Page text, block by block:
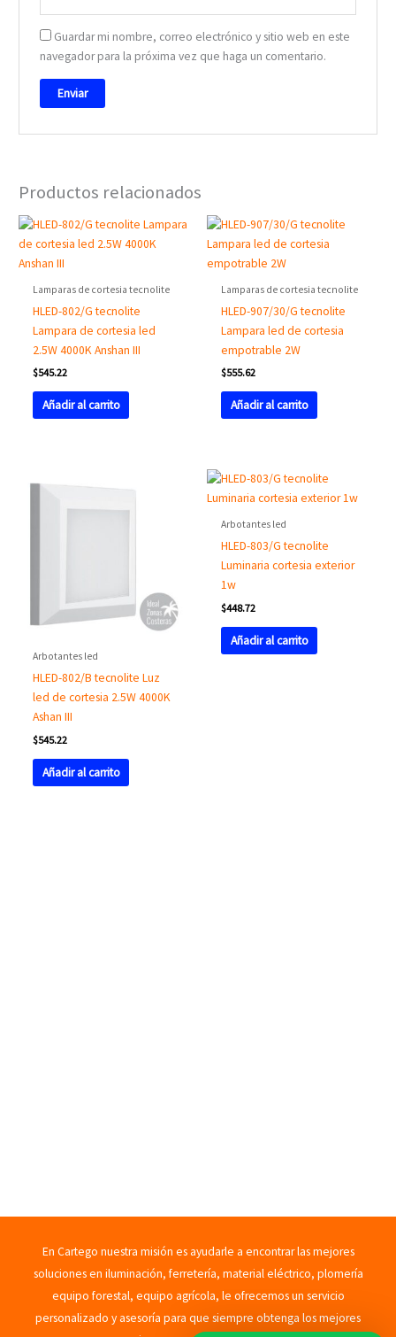
Guardar mi nombre, correo electrónico y sitio web en este
navegador para la próxima vez que haga un comentario.
Productos relacionados
Lamparas de cortesia tecnolite
HLED-802/G tecnolite
Lampara de cortesia led
2.5W 4000K Anshan III
$545.22
Añadir al carrito
Lamparas de cortesia tecnolite
HLED-907/30/G tecnolite
Lampara led de cortesia
empotrable 2W
$555.62
Añadir al carrito
Arbotantes led
HLED-802/B tecnolite Luz
led de cortesia 2.5W 4000K
Ashan III
$545.22
Añadir al carrito
Arbotantes led
HLED-803/G tecnolite
Luminaria cortesia exterior
1w
$448.72
Añadir al carrito
En Cartego nuestra misión es ayudarle a encontrar las mejores
soluciones en iluminación, ferretería, material eléctrico, plomería
equipo forestal, equipo agrícola, le ofrecemos un servicio
personalizado y asesoría para que siempre obtenga los mejores